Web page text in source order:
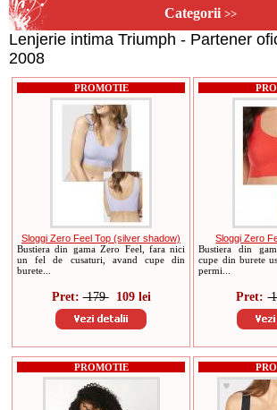
Categorii >>
Lenjerie intima Triumph - Partener
2008
PROMOTIE
Sloggi Zero Feel Top (silver shadow)
Bustiera din gama Zero Feel, fara nici
un fel de cusaturi, avand cupe din
burete...
Pret:179109 lei
Sloggi Zero
Bustiera din
cupe din burete
permi...
Pret:
PROMOTIE